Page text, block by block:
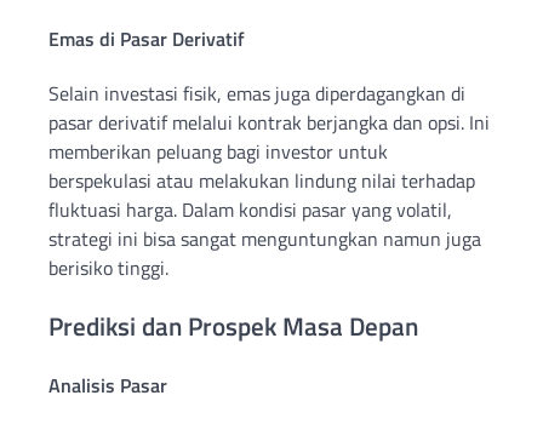
Emas di Pasar Derivatif
Selain investasi fisik, emas juga diperdagangkan di
pasar derivatif melalui kontrak berjangka dan opsi. Ini
memberikan peluang bagi investor untuk
berspekulasi atau melakukan lindung nilai terhadap
fluktuasi harga. Dalam kondisi pasar yang volatil,
strategi ini bisa sangat menguntungkan namun juga
berisiko tinggi.
Prediksi dan Prospek Masa Depan
Analisis Pasar